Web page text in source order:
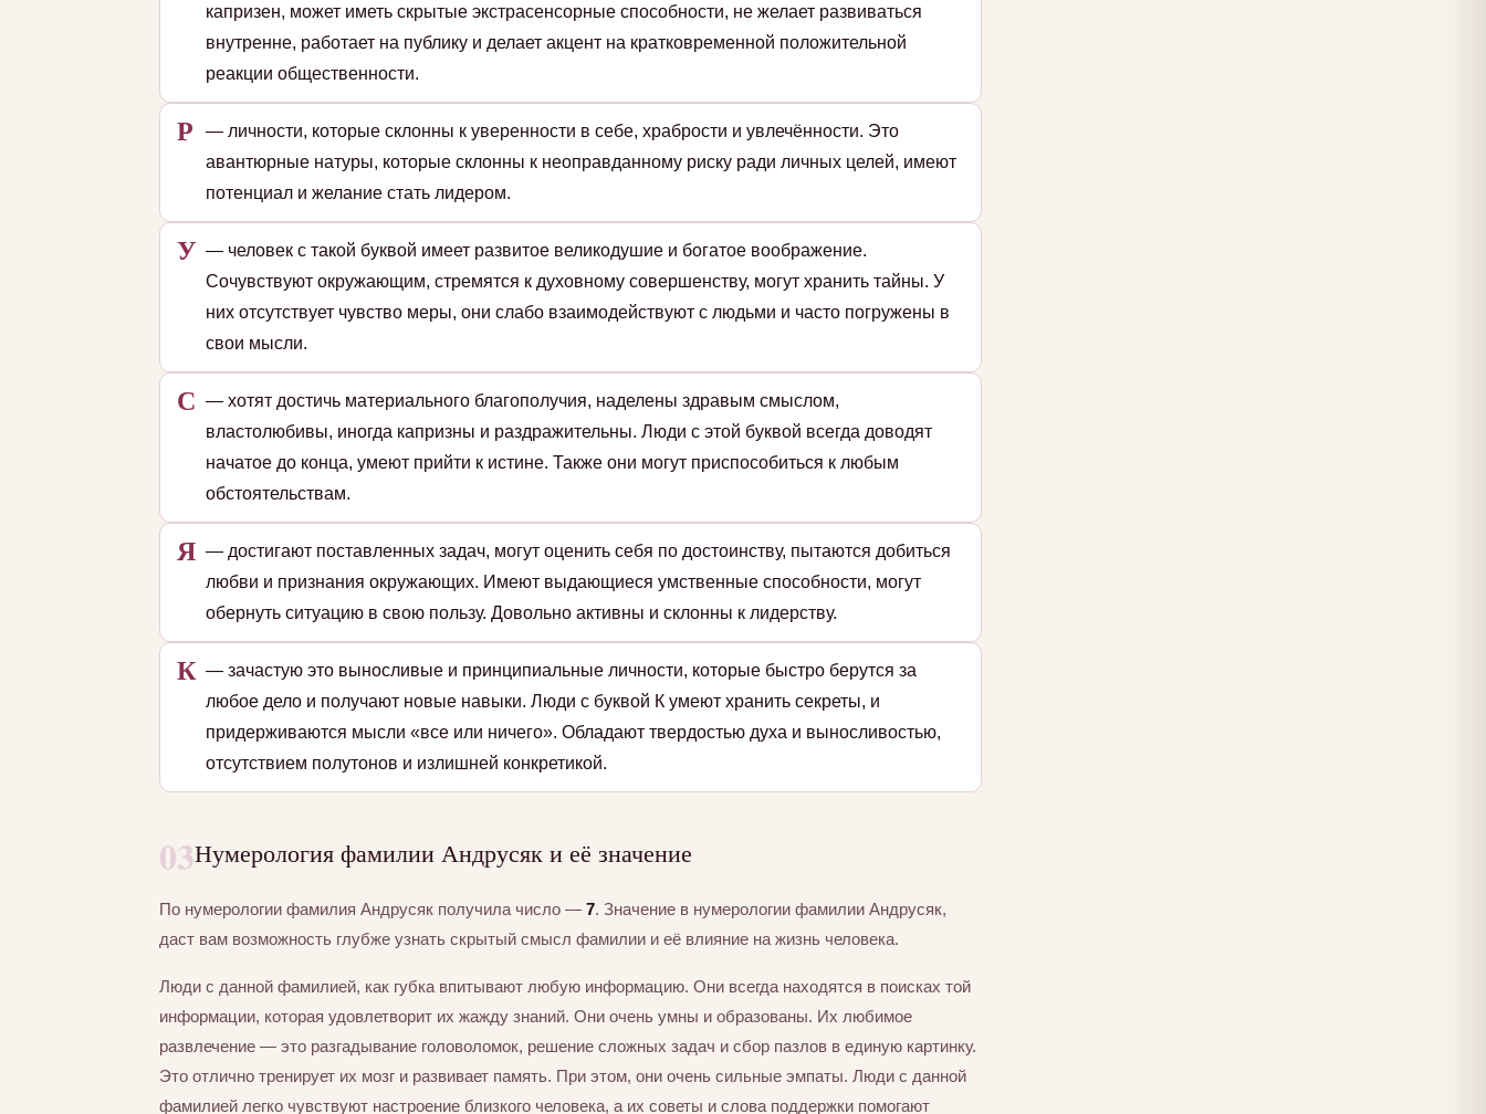
капризен, может иметь скрытые экстрасенсорные способности, не желает развиваться
внутренне, работает на публику и делает акцент на кратковременной положительной
реакции общественности.
Р
— личности, которые склонны к уверенности в себе, храбрости и увлечённости. Это
авантюрные натуры, которые склонны к неоправданному риску ради личных целей, имеют
потенциал и желание стать лидером.
У — человек с такой буквой имеет развитое великодушие и богатое воображение.
Сочувствуют окружающим, стремятся к духовному совершенству, могут хранить тайны. У
них отсутствует чувство меры, они слабо взаимодействуют с людьми и часто погружены в
свои мысли.
С — хотят достичь материального благополучия, наделены здравым смыслом,
властолюбивы, иногда капризны и раздражительны. Люди с этой буквой всегда доводят
начатое до конца, умеют прийти к истине. Также они могут приспособиться к любым
обстоятельствам.
Я — достигают поставленных задач, могут оценить себя по достоинству, пытаются добиться
любви и признания окружающих. Имеют выдающиеся умственные способности, могут
обернуть ситуацию в свою пользу. Довольно активны и склонны к лидерству.
К — зачастую это выносливые и принципиальные личности, которые быстро берутся за
любое дело и получают новые навыки. Люди с буквой К умеют хранить секреты, и
придерживаются мысли «все или ничего». Обладают твердостью духа и выносливостью,
отсутствием полутонов и излишней конкретикой.
03Нумерология фамилии Андрусяк и её значение
По нумерологии фамилия Андрусяк получила число — 7. Значение в нумерологии фамилии Андрусяк,
даст вам возможность глубже узнать скрытый смысл фамилии и её влияние на жизнь человека.
Люди с данной фамилией, как губка впитывают любую информацию. Они всегда находятся в поисках той
информации, которая удовлетворит их жажду знаний. Они очень умны и образованы. Их любимое
развлечение — это разгадывание головоломок, решение сложных задач и сбор пазлов в единую картинку.
Это отлично тренирует их мозг и развивает память. При этом, они очень сильные эмпаты. Люди с данной
фамилией легко чувствуют настроение близкого человека, а их советы и слова поддержки помогают